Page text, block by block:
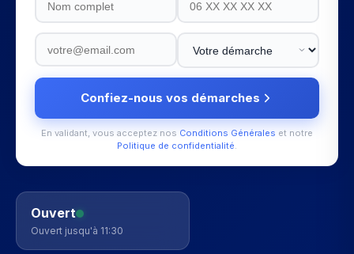
Confiez-nous vos démarches
En validant, vous acceptez nos Conditions Générales et notre
Politique de confidentialité.
Ouvert
Ouvert jusqu'à 11:30